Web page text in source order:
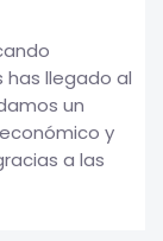
has llegado al
un
y
a las